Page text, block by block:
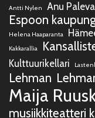
Antti Nylen Anu
Espoon
Helena Haaparanta
Kakkarallia
Kulttuurikellari
Lehman
Maija
musiikkiteatteri